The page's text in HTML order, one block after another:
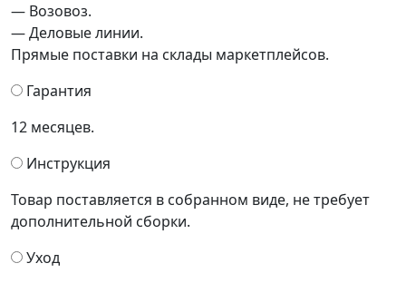
— Возовоз.
— Деловые линии.
Прямые поставки на склады маркетплейсов.
Гарантия
12 месяцев.
Инструкция
Товар поставляется в собранном виде, не требует
дополнительной сборки.
Уход